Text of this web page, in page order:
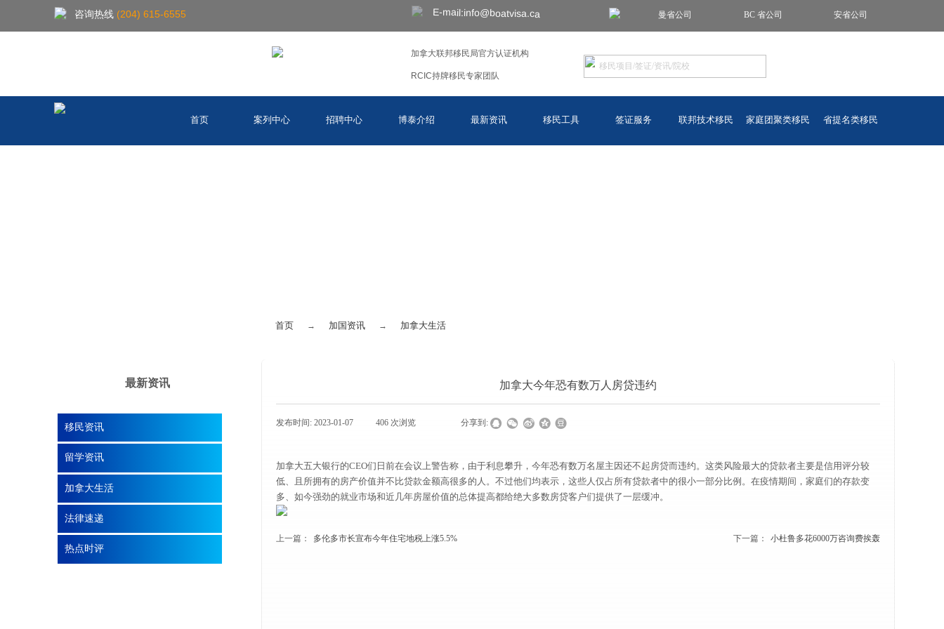
咨询热线 (204) 615-6555 E-mail:info@boatvisa.ca 曼省公司 BC 省公司 安省公司
加拿大联邦移民局官方认证机构
RCIC持牌移民专家团队
首页 案列中心 招聘中心 博泰介绍 最新资讯 移民工具 签证服务 联邦技术移民 家庭团聚类移民 省提名类移民
加拿大今年恐有数万人房贷违约
发布时间: 2023-01-07 406 次浏览 分享到:
加拿大五大银行的CEO们日前在会议上警告称，由于利息攀升，今年恐有数万名屋主因还不起房贷而违约。这类风险最大的贷款者主要是信用评分较
低、且所拥有的房产价值并不比贷款金额高很多的人。不过他们均表示，这些人仅占所有贷款者中的很小一部分比例。在疫情期间，家庭们的存款变
多、如今强劲的就业市场和近几年房屋价值的总体提高都给绝大多数房贷客户们提供了一层缓冲。
上一篇： 多伦多市长宣布今年住宅地税上涨5.5% 下一篇： 小杜鲁多花6000万咨询费挨轰
最新资讯
首页 → 加国资讯 → 加拿大生活
移民资讯
留学资讯
加拿大生活
法律速递
热点时评